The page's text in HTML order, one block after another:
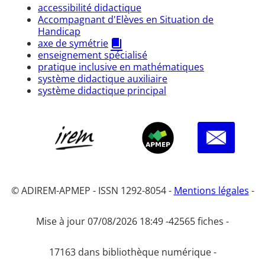
accessibilité didactique
Accompagnant d'Elèves en Situation de
Handicap
axe de symétrie
enseignement spécialisé
pratique inclusive en mathématiques
système didactique auxiliaire
système didactique principal
© ADIREM-APMEP - ISSN 1292-8054 - Mentions légales -
Mise à jour 07/08/2026 18:49 -42565 fiches -
17163 dans bibliothèque numérique -